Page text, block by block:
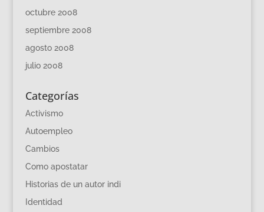
octubre 2008
septiembre 2008
agosto 2008
julio 2008
Categorías
Activismo
Autoempleo
Cambios
Como apostatar
Historias de un autor indi
Identidad